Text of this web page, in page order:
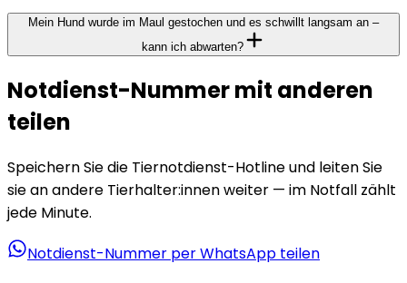
Mein Hund wurde im Maul gestochen und es schwillt langsam an –
kann ich abwarten?
Notdienst-Nummer mit anderen
teilen
Speichern Sie die Tiernotdienst-Hotline und leiten Sie
sie an andere Tierhalter:innen weiter — im Notfall zählt
jede Minute.
Notdienst-Nummer per WhatsApp teilen